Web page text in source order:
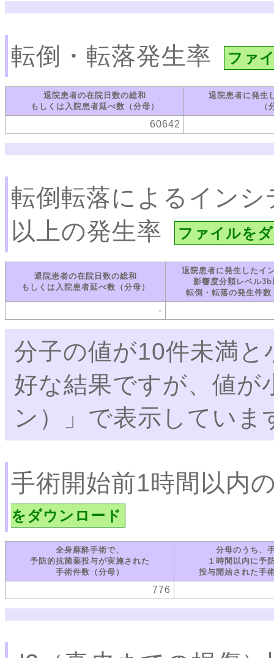
転倒・転落発生率 ファ
退院患者の在院日数の総和
もしくは入院患者延べ数（分母）
退院患者に発生
（
60642
転倒転落によるイン
以上の発生率
ファイルを
退院患者の在院日数の総和
もしくは入院患者延べ数（分母）
退院患者に発生したイ
影響度分類レベル3b
転倒・転落の発生件数
-
分子の値が10件未満
好な結果ですが、値が
ン）」で表示していま
手術開始前1時間以内
をダウンロード
全身麻酔手術で、
予防的抗菌薬投与が実施された
手術件数（分母）
分母のうち、
１時間以内に予
投与開始された手
776